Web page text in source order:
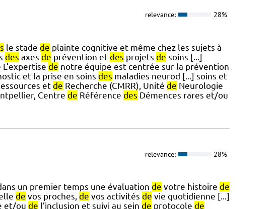
relevance: 28%
le stade de plainte cognitive et même chez les sujets à
des axes de prévention et des projets de soins [...]
de notre équipe est centrée sur la prévention
et la prise en soins des maladies neurod [...] soins et
et de Recherche (CMRR), Unité de Neurologie
Centre de Référence des Démences rares et/ou
relevance: 28%
un premier temps une évaluation de votre histoire de
de vos proches, de vos activités de vie quotidienne [...]
et/ou de l’inclusion et suivi au sein de protocole de